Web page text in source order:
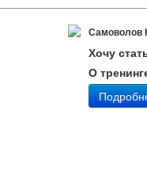
Самоволов
Хочу
О